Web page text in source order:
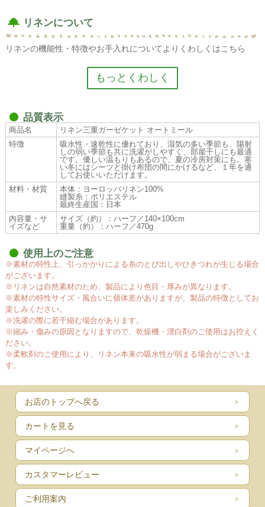
リネンについて
リネンの機能性・特徴やお手入れについてよりくわしくはこちら
リネンの機能性・特徴
吸水性・速乾性に優れています
水や汗をぐんぐん吸い取り、驚くほど早く乾きます。リネン素材
は、肌に優しく、サラリとして、爽やかな涼感があるのが大きな特
性です。コットンやシルクに比べ、吸水・発散性に優れているた
め、水分や汗をすばやく吸い取り、かつ発散させるからです。
耐久性が高く、使うほどに風合いがよくなる
繊維が細いためソフトな風合いになり、ドレープや、柔らかいシル
ブ）があり、製品に独特の印象と質感を生み、 風合いは洗濯するほ
どに増し、使い込むほどに柔らかく肌に馴染んでいきます。
抗菌性に優れ、肌に心に優しい素材
リネンの繊維にはペクチンが含まれているため、触れてもチクチク
せずソフトです。夏には、汗をすばやく吸い取ってくれるので、い
つも爽やかで清涼感を保てます。さらに防カビ性に優れ、雑菌の繁
殖を抑制するため、生乾きのイヤなニオイ知らず。 また繊維の中に
空気が含まれているので、冬には寒気が肌に直接触れず、暖かく包
まれます。
地球に優しい、丈夫で衛生的なリネン
リネンは洗濯が簡単で、絞らずに干しておけばパリッとアイロンを
かけたようになります。天然素材の中で最も汚れが落ちやすく、洗
濯にも強い素材です。植物自体の生命力が強く、栽培時にも農薬を
ほとんど必要としません。繰り返し洗うごとに 柔らかさはいっそう
増し、白いものはさらに白くなります。世界の一流ホテルがテーブ
ルクロスやシーツ、タオルに採用する理由がここにあります。
リネンのお手入れ
品質表示
商品名
リネン三重ガーゼケット オートミール
特徴
吸水性・速乾性に優れており、湿気の多い季節も、陽射
しの弱い季節も共に洗濯がしやすく、部屋干しにも最適
です。優しい温もりもあるので、夏の冷房対策にも。寒
い冬にはシーツと掛け布団の間にかけるなど、１年を通
してお使いいただけます。
材料・材質
本体：ヨーロッパリネン100%
縫製糸：ポリエステル
最終生産国：日本
内容量・サ
イズなど
サイズ（約）：ハーフ／140×100cm
重量（約）：ハーフ／470g
使用上のご注意
※素材の特性上、引っかかりによる糸のとび出しやひきつれが生じる場合
がございます。
※リネンは自然素材のため、製品により色目・厚みが異なります。
※素材の特性サイズ・風合いに個体差がありますが、製品の特徴としてお
楽しみください。
※洗濯の際に若干縮む場合があります。
※縮み・傷みの原因となりますので、乾燥機・漂白剤のご使用はお控えく
ださい。
※柔軟剤のご使用により、リネン本来の吸水性が弱まる場合がございま
す。
お店のトップへ戻る
カートを見る
マイページへ
カスタマーレビュー
ご利用案内